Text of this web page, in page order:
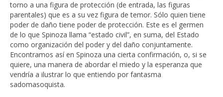
torno a una figura de protección (de entrada, las figuras
parentales) que es a su vez figura de temor. Sólo quien tiene
poder de daño tiene poder de protección. Este es el germen
de lo que Spinoza llama “estado civil”, en suma, del Estado
como organización del poder y del daño conjuntamente.
Encontramos así en Spinoza una cierta confirmación, o, si se
quiere, una manera de abordar el miedo y la esperanza que
vendría a ilustrar lo que entiendo por fantasma
sadomasoquista.